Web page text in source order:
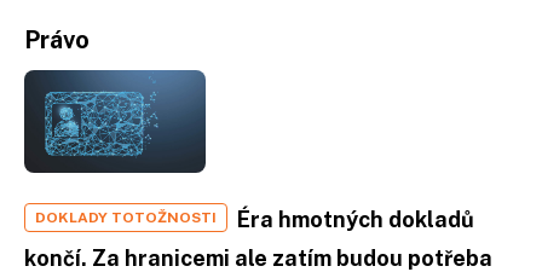
Právo
DOKLADY TOTOŽNOSTI
Éra hmotných dokladů
končí. Za hranicemi ale zatím budou potřeba